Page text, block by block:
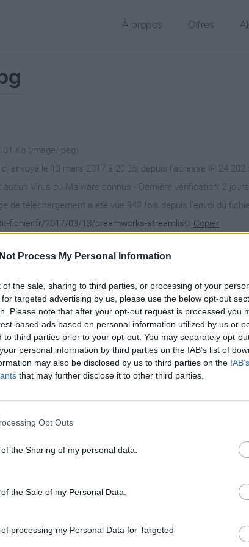
Process My Personal Information
of the sale, sharing to third parties, or processing of your
targeted advertising by us, please use the below opt-out
Please note that after your opt-out request is processed you
based ads based on personal information utilized by us or
to third parties prior to your opt-out. You may separately opt-
personal information by third parties on the IAB’s list of
may also be disclosed by us to third parties on the
that may further disclose it to other third parties.
Opt Outs
the Sharing of my personal data.
the Sale of my Personal Data.
processing my Personal Data for Targeted
À propos Offres
Ko (image/jpeg)
envoyé le 13 mars 2017 à 20:35, depuis l'adresse IP
aucun Virus ou Malware connus - Dernière vérification: 2 jours
de téléchargement a été vue 942 fois depuis l'envoi du
fichier.fr/2017/03/13/dreamworks-streamlist/ Copier
sur le Web et